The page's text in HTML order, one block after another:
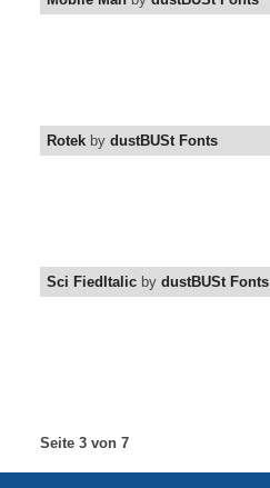
Rotek by dustBUSt Fonts
Sci FiedItalic by dustBUSt Fonts
Seite 3 von 7